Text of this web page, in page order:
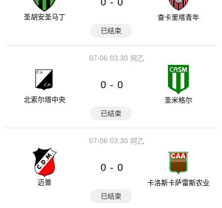
圣胡安圣马丁
查卡里塔青年
已结束
03:30
07-06 阿乙
北索尔塔中央
0 - 0
圣米格尔
已结束
03:30
07-06 阿乙
迈普
0 - 0
卡洛斯卡萨雷斯农业
已结束